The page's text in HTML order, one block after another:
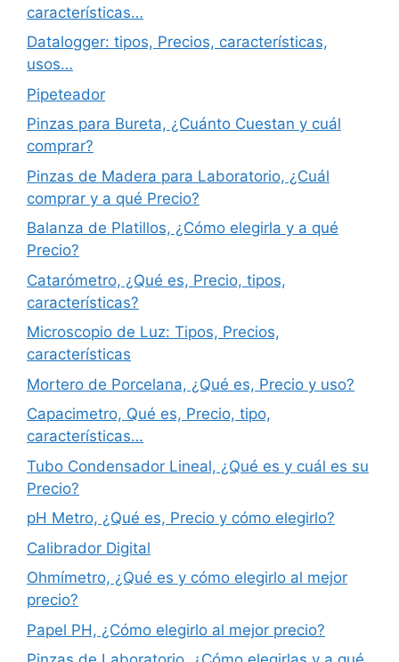
características…
Datalogger: tipos, Precios, características,
usos…
Pipeteador
Pinzas para Bureta, ¿Cuánto Cuestan y cuál
comprar?
Pinzas de Madera para Laboratorio, ¿Cuál
comprar y a qué Precio?
Balanza de Platillos, ¿Cómo elegirla y a qué
Precio?
Catarómetro, ¿Qué es, Precio, tipos,
características?
Microscopio de Luz: Tipos, Precios,
características
Mortero de Porcelana, ¿Qué es, Precio y uso?
Capacimetro, Qué es, Precio, tipo,
características…
Tubo Condensador Lineal, ¿Qué es y cuál es su
Precio?
pH Metro, ¿Qué es, Precio y cómo elegirlo?
Calibrador Digital
Ohmímetro, ¿Qué es y cómo elegirlo al mejor
precio?
Papel PH, ¿Cómo elegirlo al mejor precio?